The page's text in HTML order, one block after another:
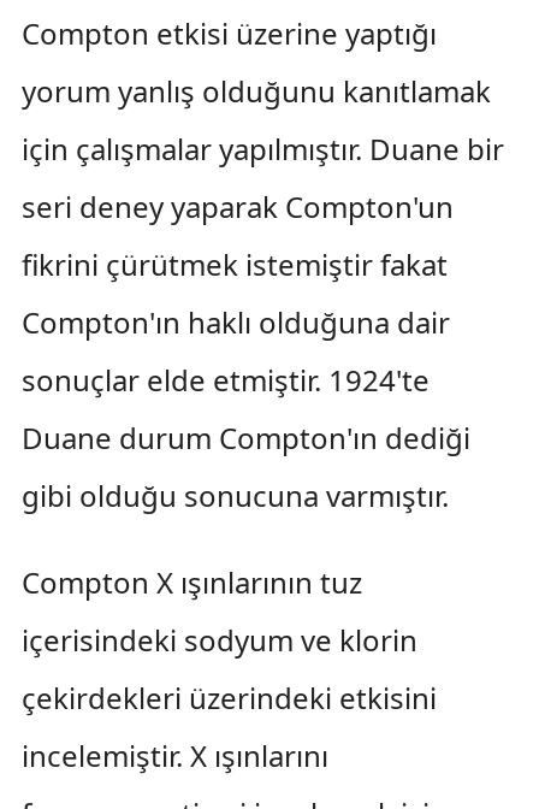
Compton etkisi üzerine yaptığı
yorum yanlış olduğunu kanıtlamak
için çalışmalar yapılmıştır. Duane bir
seri deney yaparak Compton'un
fikrini çürütmek istemiştir fakat
Compton'ın haklı olduğuna dair
sonuçlar elde etmiştir. 1924'te
Duane durum Compton'ın dediği
gibi olduğu sonucuna varmıştır.
Compton X ışınlarının tuz
içerisindeki sodyum ve klorin
çekirdekleri üzerindeki etkisini
incelemiştir. X ışınlarını